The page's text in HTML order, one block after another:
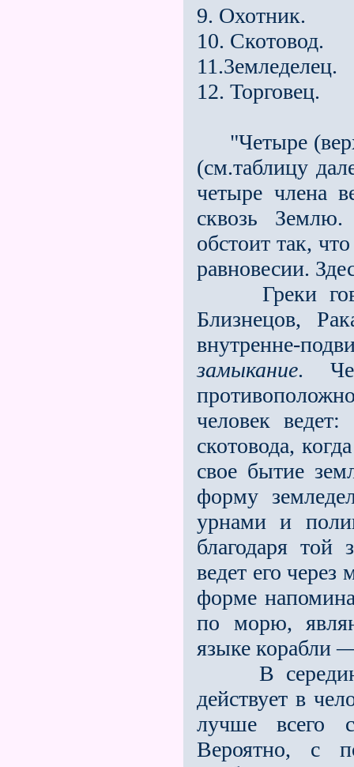
9. Охотник.
10. Скотовод.
11.3емледелец.
12. Торговец.
"Четыре
(см.таблицу
четыре члена
сквозь
обстоит так,
равновесии.
Греки
Близнецов,
внутренне-
замыкание.
человек
скотовода,
свое бытие
форму
урнами и
благодаря той
ведет его
форме
по морю,
языке корабли
В середине
действует в
лучше всего
Вероятно, с